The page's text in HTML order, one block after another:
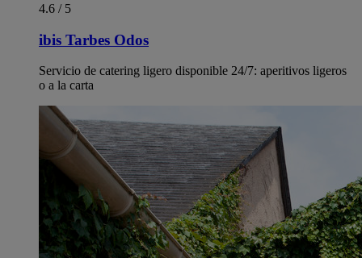
4.6 / 5
ibis Tarbes Odos
Servicio de catering ligero disponible 24/7: aperitivos ligeros
o a la carta